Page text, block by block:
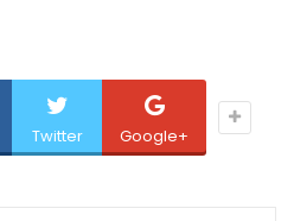
Twitter Google+